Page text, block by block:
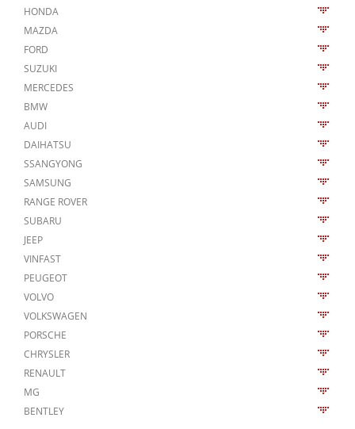
HONDA
MAZDA
FORD
SUZUKI
MERCEDES
BMW
AUDI
DAIHATSU
SSANGYONG
SAMSUNG
RANGE ROVER
SUBARU
JEEP
VINFAST
PEUGEOT
VOLVO
VOLKSWAGEN
PORSCHE
CHRYSLER
RENAULT
MG
BENTLEY